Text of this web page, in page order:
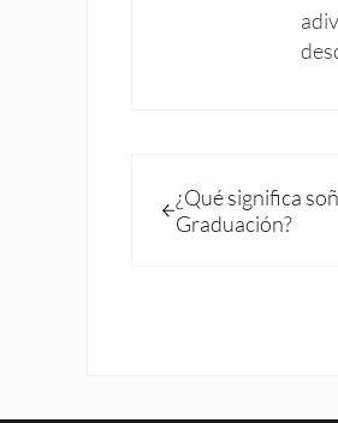
¿Qué significa
Graduación?